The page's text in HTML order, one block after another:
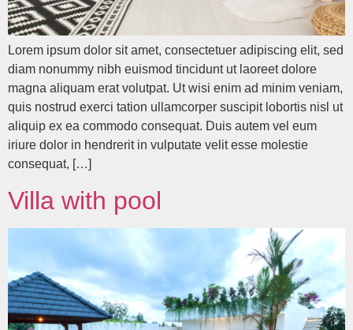
Lorem ipsum dolor sit amet, consectetuer adipiscing elit, sed
diam nonummy nibh euismod tincidunt ut laoreet dolore
magna aliquam erat volutpat. Ut wisi enim ad minim veniam,
quis nostrud exerci tation ullamcorper suscipit lobortis nisl ut
aliquip ex ea commodo consequat. Duis autem vel eum
iriure dolor in hendrerit in vulputate velit esse molestie
consequat, […]
Villa with pool